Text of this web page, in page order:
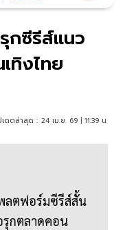
กซีรีส์แนว
ทิงไทย
ดตล่าสุด : 24 เม.ย. 69 | 11:39 น.
ลตฟอร์มซีรีส์สั้น
รุกตลาดคอน